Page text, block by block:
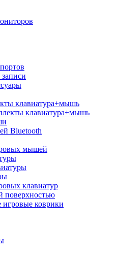
клавиатура+мышь
клавиатура+мышь
Bluetooth
мышей
клавиатур
поверхностью
коврики